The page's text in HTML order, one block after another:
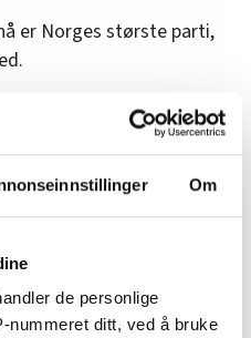
Om
de personlige
nummeret ditt, ved å bruke
er Norges største parti,
Rotevatn sier han tror
skvis dersom det blir
den amerikanske
har signalisert.
masse konflikter
nå ønsker, sa han i